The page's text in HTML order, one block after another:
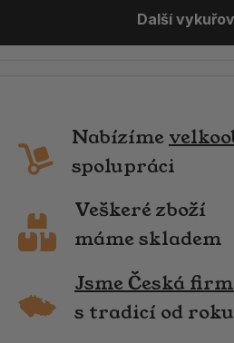
Další
Nabízíme
spolupráci
Veškeré zboží
máme skladem
Jsme Česká
s tradicí od roku